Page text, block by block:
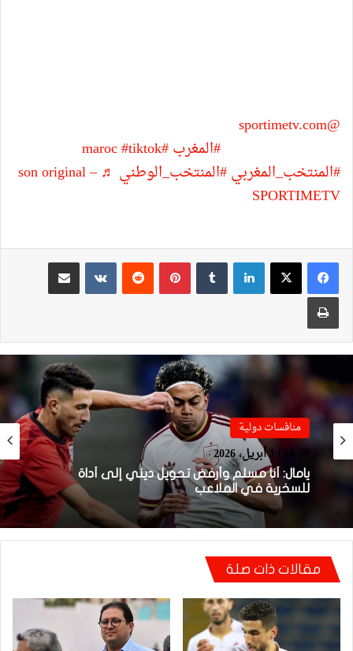
@sportimetv.com
#المغرب#maroc
#tiktok
#المنتخب_المغربي#المنتخب_الوطني
♬ son original –
SPORTIMETV
لينكدإن بينتيريست
مشاركة عبر البريد
طباعة
منافسات دولية
14:38 | 1 أبريل، 2026
يامال: أنا مسلم وأرفض تحويل ديني إلى أداة
للسخرية في الملاعب
Sportime TV
14:06 | 1 أبريل، 2026
فيديو.. الطالبي: قدمنا مباراة ثانية جيدة وإن شاء
الله غادي نكونوا واجدين في المونديال
مقالات ذات صلة